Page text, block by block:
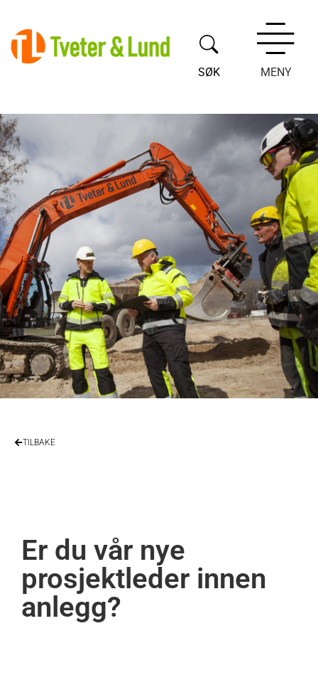
SØK MENY
TILBAKE
Er du vår nye
prosjektleder innen
anlegg?